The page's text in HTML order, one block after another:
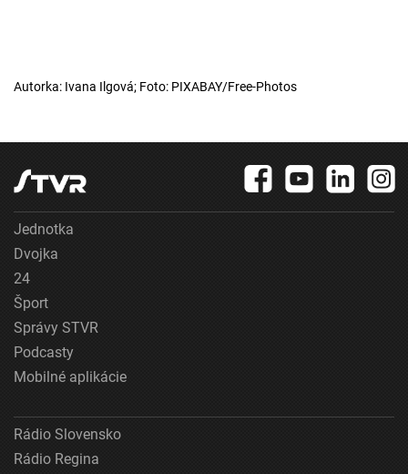
Autorka: Ivana Ilgová; Foto: PIXABAY/Free-Photos
Jednotka
Dvojka
24
Šport
Správy STVR
Podcasty
Mobilné aplikácie
Rádio Slovensko
Rádio Regina